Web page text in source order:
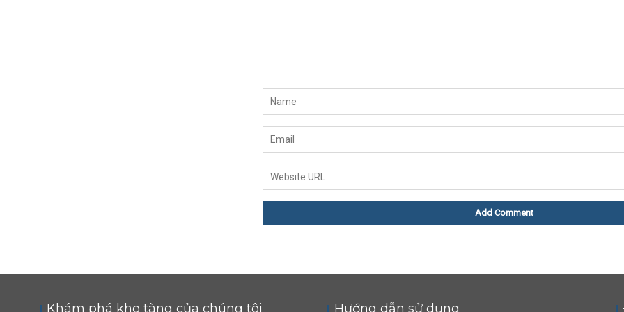
Khám phá kho tàng của chúng tôi Hướng dẫn sử dụng